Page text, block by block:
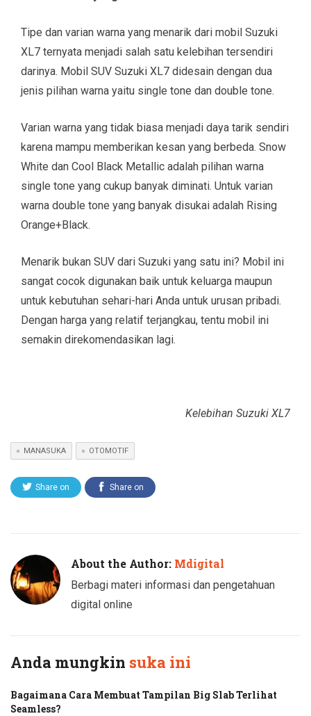
Tipe dan varian warna yang menarik dari mobil Suzuki
XL7 ternyata menjadi salah satu kelebihan tersendiri
darinya. Mobil SUV Suzuki XL7 didesain dengan dua
jenis pilihan warna yaitu single tone dan double tone.
Varian warna yang tidak biasa menjadi daya tarik sendiri
karena mampu memberikan kesan yang berbeda. Snow
White dan Cool Black Metallic adalah pilihan warna
single tone yang cukup banyak diminati. Untuk varian
warna double tone yang banyak disukai adalah Rising
Orange+Black.
Menarik bukan SUV dari Suzuki yang satu ini? Mobil ini
sangat cocok digunakan baik untuk keluarga maupun
untuk kebutuhan sehari-hari Anda untuk urusan pribadi.
Dengan harga yang relatif terjangkau, tentu mobil ini
semakin direkomendasikan lagi.
Kelebihan Suzuki XL7
MANASUKA OTOMOTIF
Share on Share on
About the Author: Mdigital
Berbagi materi informasi dan pengetahuan
digital online
Anda mungkin suka ini
Bagaimana Cara Membuat Tampilan Big Slab Terlihat
Seamless?